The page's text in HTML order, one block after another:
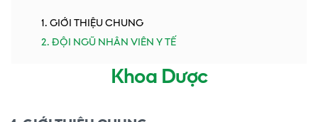
1. GIỚI THIỆU CHUNG
2. ĐỘI NGŨ NHÂN VIÊN Y TẾ
Khoa Dược